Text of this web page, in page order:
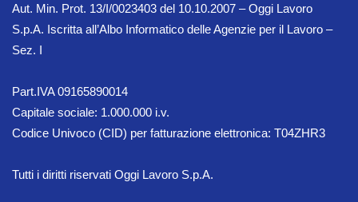
Aut. Min. Prot. 13/I/0023403 del 10.10.2007 – Oggi Lavoro
S.p.A. Iscritta all’Albo Informatico delle Agenzie per il Lavoro –
Sez. I
Part.IVA 09165890014
Capitale sociale: 1.000.000 i.v.
Codice Univoco (CID) per fatturazione elettronica: T04ZHR3
Tutti i diritti riservati Oggi Lavoro S.p.A.